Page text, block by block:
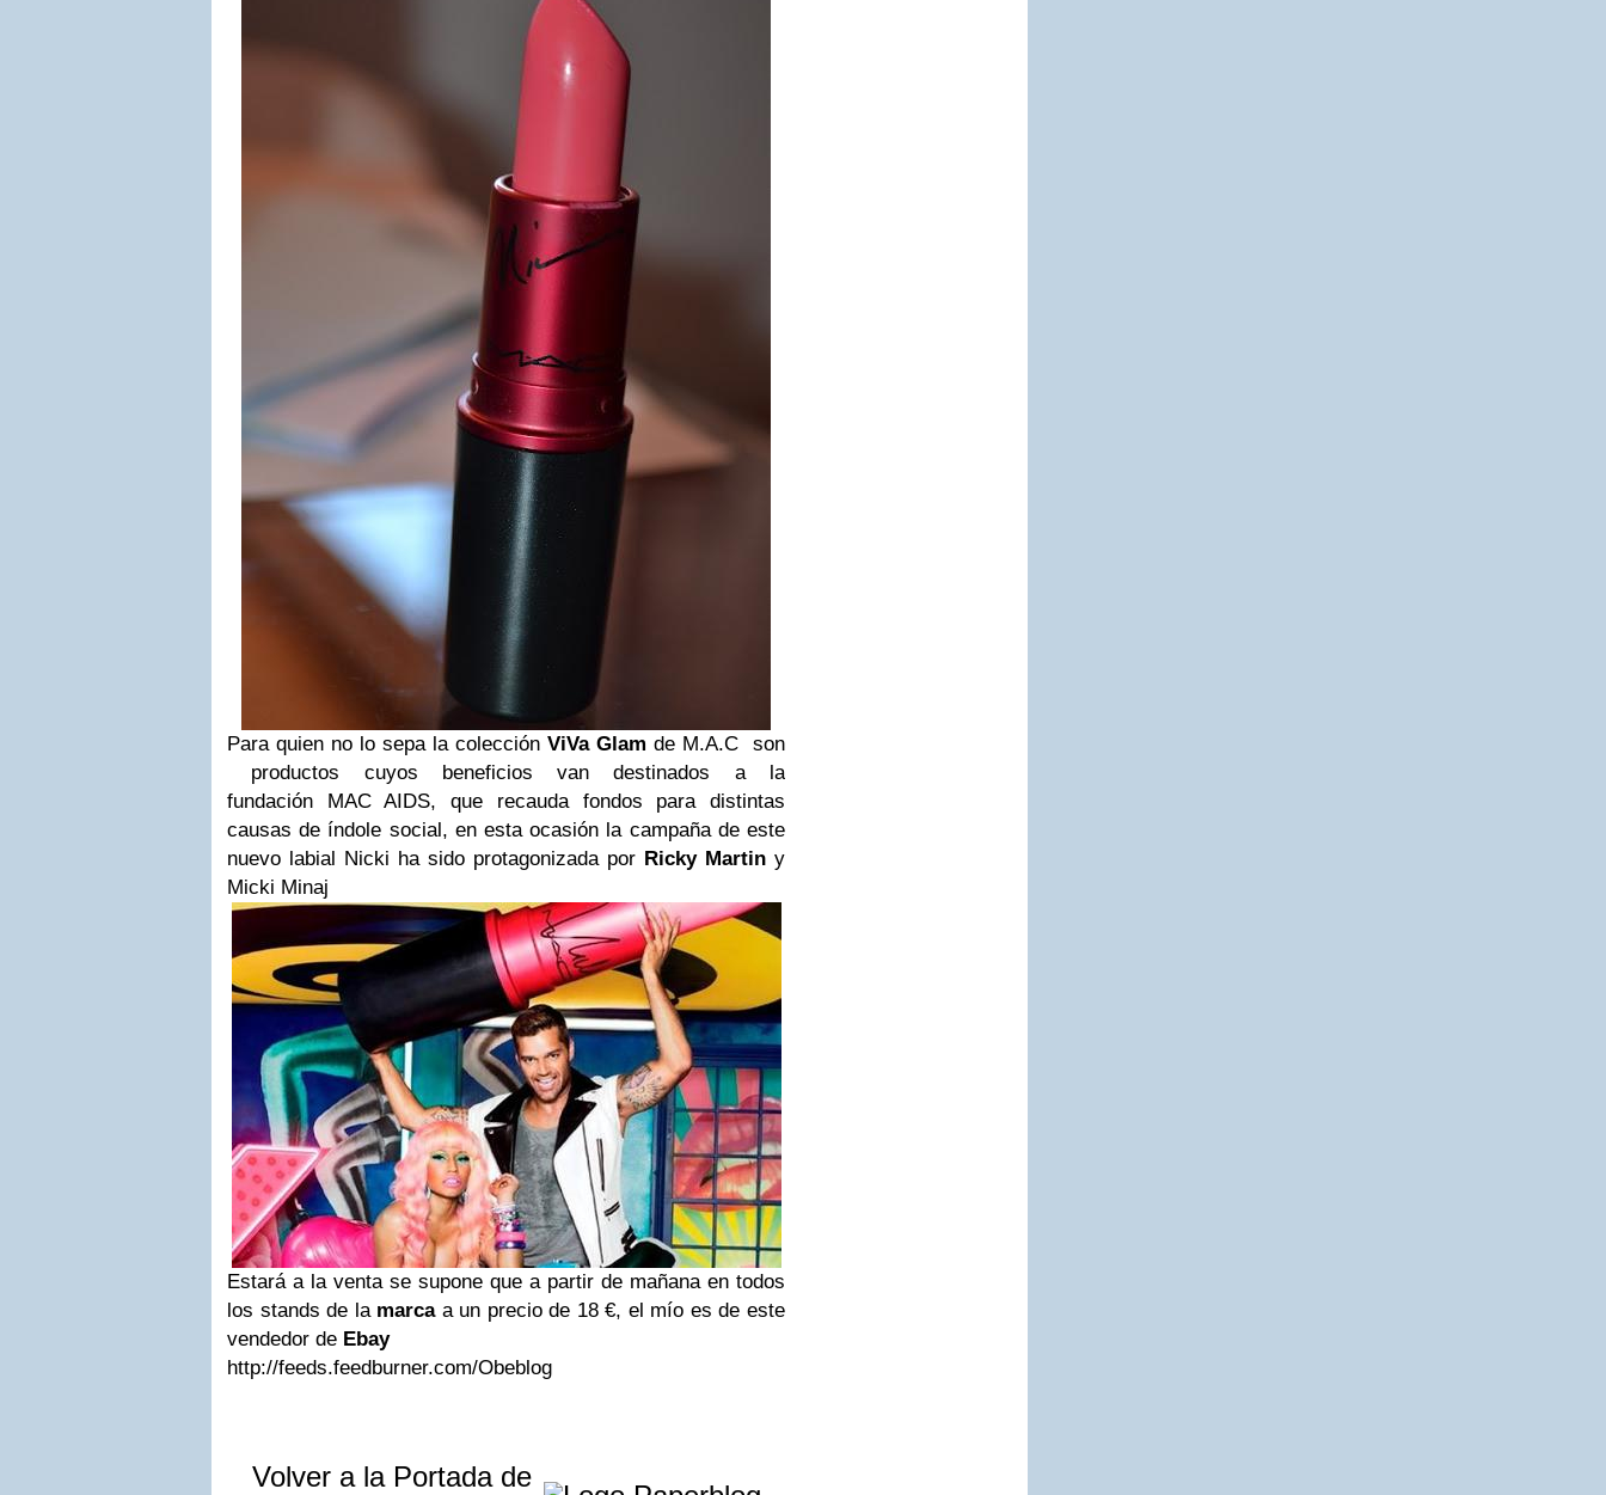
Para quien no lo sepa la colección ViVa Glam de M.A.C son
productos cuyos beneficios van destinados a la
fundación MAC AIDS, que recauda fondos para distintas
causas de índole social, en esta ocasión la campaña de este
nuevo labial Nicki ha sido protagonizada por Ricky Martin y
Micki Minaj
Estará a la venta se supone que a partir de mañana en todos
los stands de la marcaa un precio de 18 €, el mío es de este
vendedor de Ebay
http://feeds.feedburner.com/Obeblog
Volver a la Portada de